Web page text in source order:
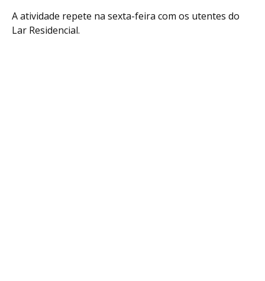
A atividade repete na sexta-feira com os utentes do
Lar Residencial.